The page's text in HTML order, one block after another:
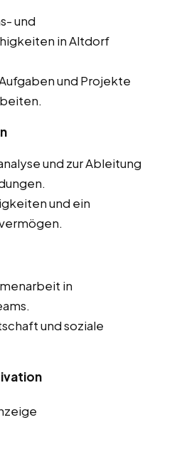
und
in Altdorf
und Projekte
und zur Ableitung
und ein
in
und soziale